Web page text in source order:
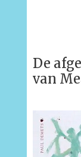
De
van